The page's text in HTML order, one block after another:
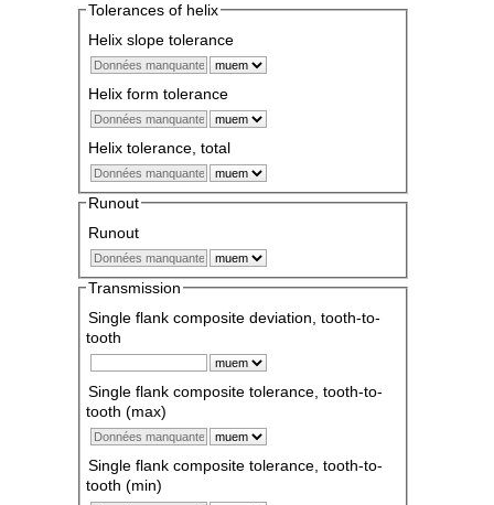
Tolerances of helix
Helix slope tolerance
Helix form tolerance
Helix tolerance, total
Runout
Runout
Transmission
Single flank composite deviation, tooth-to-
tooth
Single flank composite tolerance, tooth-to-
tooth (max)
Single flank composite tolerance, tooth-to-
tooth (min)